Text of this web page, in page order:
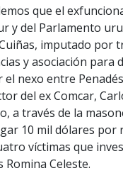
que el
y del Parlamento
imputado por
y asociación para
el nexo entre
del ex Comcar,
a través de la
10 mil dólares por
víctimas que
Romina Celeste.